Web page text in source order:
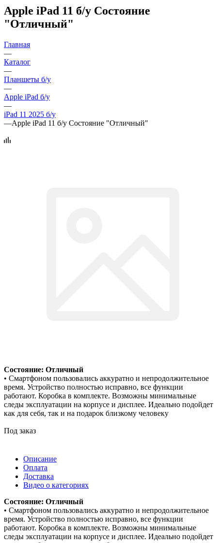
Apple iPad 11 б/у Состояние
"Отличный"
Главная
—
Каталог
—
Планшеты б/у
—
Apple iPad б/у
—
iPad 11 2025 б/у
—Apple iPad 11 б/у Состояние "Отличный"
Состояние: Отличный
• Смартфоном пользовались аккуратно и непродолжительное
время. Устройство полностью исправно, все функции
работают. Коробка в комплекте. Возможны минимальные
следы эксплуатации на корпусе и дисплее. Идеально подойдет
как для себя, так и на подарок близкому человеку
Под заказ
Описание
Оплата
Доставка
Видео о категориях
Состояние: Отличный
• Смартфоном пользовались аккуратно и непродолжительное
время. Устройство полностью исправно, все функции
работают. Коробка в комплекте. Возможны минимальные
следы эксплуатации на корпусе и дисплее. Идеально подойдет